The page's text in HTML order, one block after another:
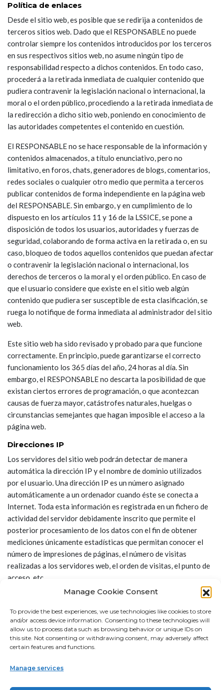
Manage Cookie Consent
To provide the best experiences, we use technologies like cookies to store
and/or access device information. Consenting to these technologies will
allow us to process data such as browsing behavior or unique IDs on
this site. Not consenting or withdrawing consent, may adversely affect
certain features and functions.
Manage services
Política de enlaces
Desde el sitio web, es posible que se redirija a contenidos de
terceros sitios web. Dado que el RESPONSABLE no puede
controlar siempre los contenidos introducidos por los terceros
en sus respectivos sitios web, no asume ningún tipo de
responsabilidad respecto a dichos contenidos. En todo caso,
procederá a la retirada inmediata de cualquier contenido que
pudiera contravenir la legislación nacional o internacional, la
moral o el orden público, procediendo a la retirada inmediata de
la redirección a dicho sitio web, poniendo en conocimiento de
las autoridades competentes el contenido en cuestión.
El RESPONSABLE no se hace responsable de la información y
contenidos almacenados, a título enunciativo, pero no
limitativo, en foros, chats, generadores de blogs, comentarios,
redes sociales o cualquier otro medio que permita a terceros
publicar contenidos de forma independiente en la página web
del RESPONSABLE. Sin embargo, y en cumplimiento de lo
dispuesto en los artículos 11 y 16 de la LSSICE, se pone a
disposición de todos los usuarios, autoridades y fuerzas de
seguridad, colaborando de forma activa en la retirada o, en su
caso, bloqueo de todos aquellos contenidos que puedan afectar
o contravenir la legislación nacional o internacional, los
derechos de terceros o la moral y el orden público. En caso de
que el usuario considere que existe en el sitio web algún
contenido que pudiera ser susceptible de esta clasificación, se
ruega lo notifique de forma inmediata al administrador del sitio
web.
Este sitio web ha sido revisado y probado para que funcione
correctamente. En principio, puede garantizarse el correcto
funcionamiento los 365 días del año, 24 horas al día. Sin
embargo, el RESPONSABLE no descarta la posibilidad de que
existan ciertos errores de programación, o que acontezcan
causas de fuerza mayor, catástrofes naturales, huelgas o
circunstancias semejantes que hagan imposible el acceso a la
página web.
Direcciones IP
Los servidores del sitio web podrán detectar de manera
automática la dirección IP y el nombre de dominio utilizados
por el usuario. Una dirección IP es un número asignado
automáticamente a un ordenador cuando éste se conecta a
Internet. Toda esta información es registrada en un fichero de
actividad del servidor debidamente inscrito que permite el
posterior procesamiento de los datos con el fin de obtener
mediciones únicamente estadísticas que permitan conocer el
número de impresiones de páginas, el número de visitas
realizadas a los servidores web, el orden de visitas, el punto de
acceso, etc.
4. LEY APLICABLE Y JURISDICCIÓN
La ley aplicable en caso de disputa o conflicto de interpretación
de los términos que conforman los textos legales, así como
cualquier cuestión relacionada con los servicios de la presente
web, será la ley española.